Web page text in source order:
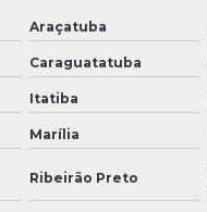
Araçatuba
Caraguatatuba
Itatiba
Marília
Ribeirão Preto